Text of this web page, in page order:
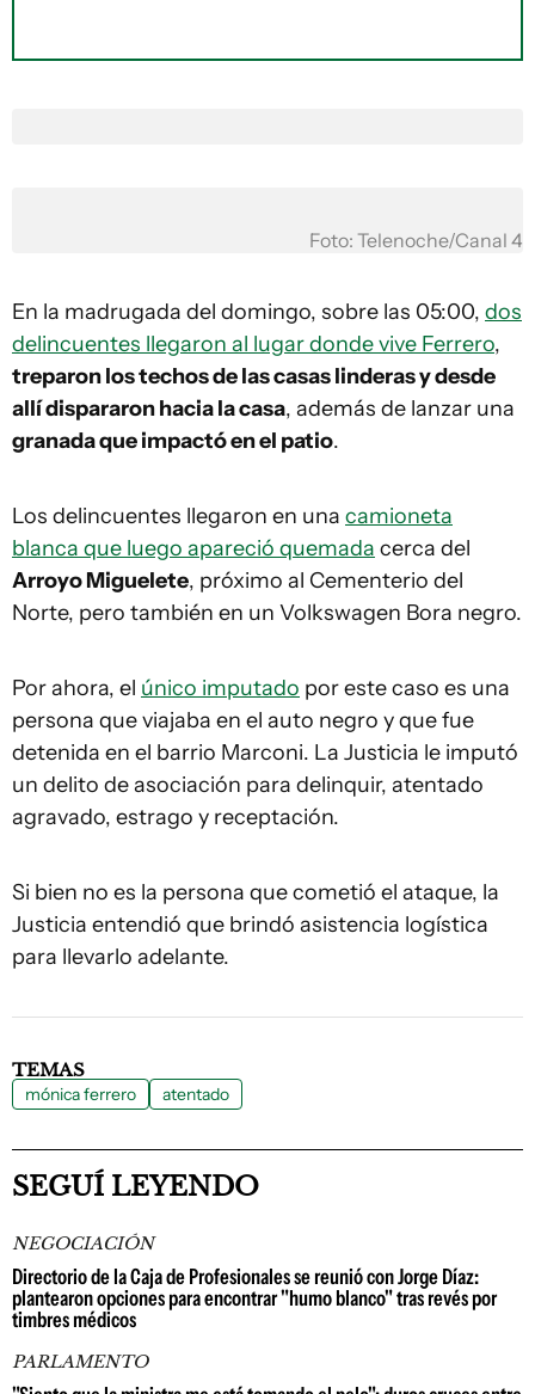
Foto: Telenoche/Canal 4
En la madrugada del domingo, sobre las 05:00, dos
delincuentes llegaron al lugar donde vive Ferrero,
treparon los techos de las casas linderas y desde
allí dispararon hacia la casa, además de lanzar una
granada que impactó en el patio.
Los delincuentes llegaron en una camioneta
blanca que luego apareció quemada cerca del
Arroyo Miguelete, próximo al Cementerio del
Norte, pero también en un Volkswagen Bora negro.
Por ahora, el único imputado por este caso es una
persona que viajaba en el auto negro y que fue
detenida en el barrio Marconi. La Justicia le imputó
un delito de asociación para delinquir, atentado
agravado, estrago y receptación.
Si bien no es la persona que cometió el ataque, la
Justicia entendió que brindó asistencia logística
para llevarlo adelante.
TEMAS
mónica ferrero atentado
SEGUÍ LEYENDO
NEGOCIACIÓN
Directorio de la Caja de Profesionales se reunió con Jorge Díaz:
plantearon opciones para encontrar "humo blanco" tras revés por
timbres médicos
PARLAMENTO